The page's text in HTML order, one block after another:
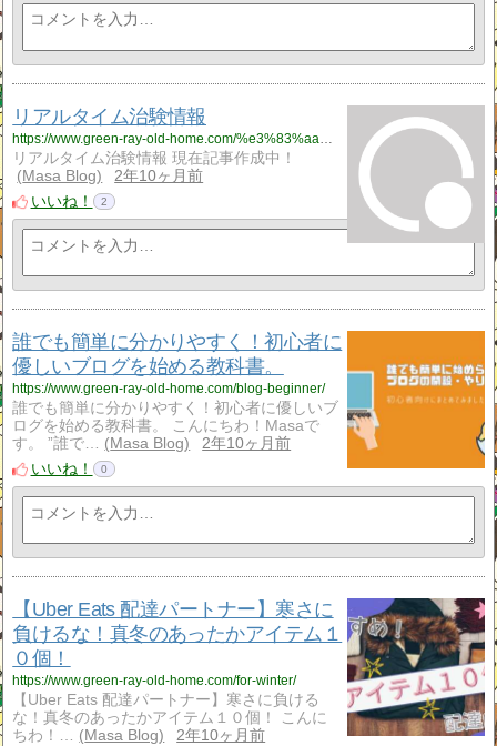
リアルタイム治験情報
リアルタイム治験情報 現在記事作成中！
Masa Blog
2年10ヶ月前
いいね！
2
誰でも簡単に分かりやすく！初心者に
優しいブログを始める教科書。
https://www.green-ray-old-home.com/blog-beginner/
誰でも簡単に分かりやすく！初心者に優しいブ
ログを始める教科書。 こんにちわ！Masaで
す。 ”誰で…
Masa Blog
2年10ヶ月前
いいね！
0
【Uber Eats 配達パートナー】寒さに
負けるな！真冬のあったかアイテム１
０個！
https://www.green-ray-old-home.com/for-winter/
【Uber Eats 配達パートナー】寒さに負ける
な！真冬のあったかアイテム１０個！ こんに
ちわ！…
Masa Blog
2年10ヶ月前